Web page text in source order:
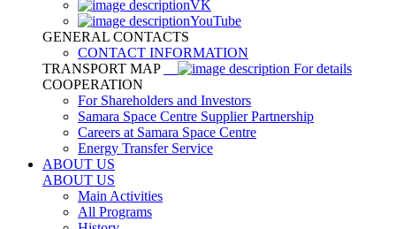
VK
YouTube
GENERAL CONTACTS
CONTACT INFORMATION
TRANSPORT MAP
For details
COOPERATION
For Shareholders and Investors
Samara Space Centre Supplier Partnership
Careers at Samara Space Centre
Energy Transfer Service
ABOUT US
ABOUT US
Main Activities
All Programs